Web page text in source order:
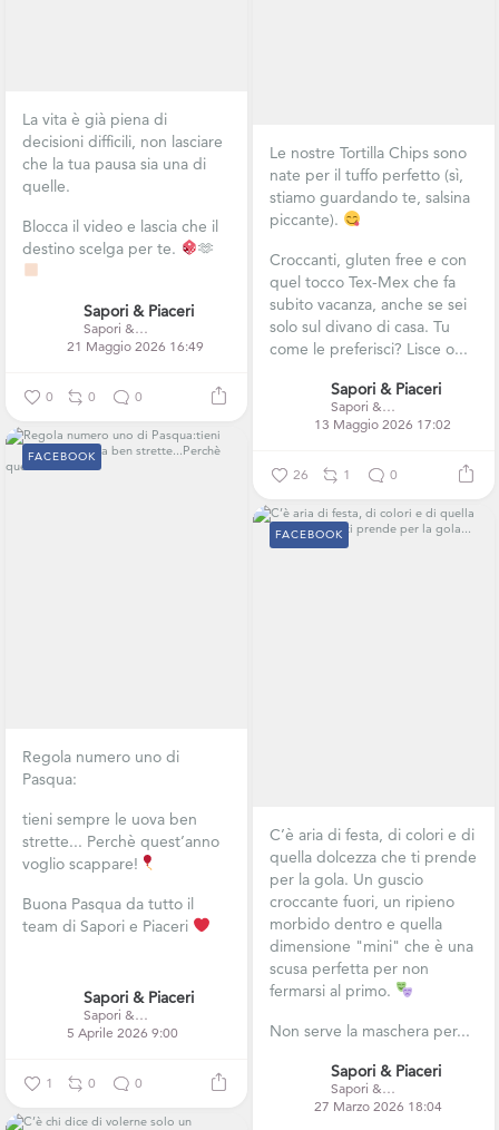
La vita è già piena di
decisioni difficili, non lasciare
che la tua pausa sia una di
quelle.
Blocca il video e lascia che il
destino scelga per te.
🫶
Sapori & Piaceri
Sapori & Piaceri
21 Maggio 2026 16:49
0 0 0
Le nostre Tortilla Chips sono
nate per il tuffo perfetto (sì,
stiamo guardando te, salsina
piccante).
Croccanti, gluten free e con
quel tocco Tex-Mex che fa
subito vacanza, anche se sei
solo sul divano di casa. Tu
come le preferisci? Lisce o...
Sapori & Piaceri
Sapori & Piaceri
13 Maggio 2026 17:02
26 1 0
Regola numero uno di
Pasqua:
tieni sempre le uova ben
strette... Perchè quest’anno
voglio scappare!
Buona Pasqua da tutto il
team di Sapori e Piaceri
Sapori & Piaceri
Sapori & Piaceri
5 Aprile 2026 9:00
FACEBOOK
1 0 0
C’è aria di festa, di colori e di
quella dolcezza che ti prende
per la gola. Un guscio
croccante fuori, un ripieno
morbido dentro e quella
dimensione "mini" che è una
scusa perfetta per non
fermarsi al primo.
Non serve la maschera per...
Sapori & Piaceri
Sapori & Piaceri
27 Marzo 2026 18:04
FACEBOOK